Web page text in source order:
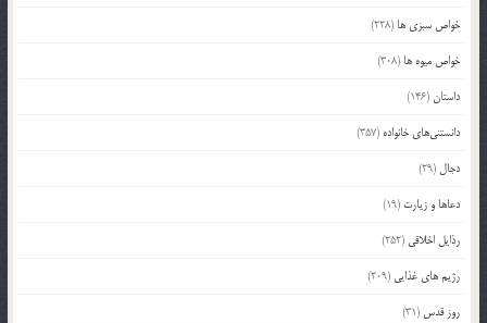
خواص سبزی ها (228)
خواص میوه ها (308)
داستان(146)
دانستنی‌های خانواده (357)
دجال (29)
دعاها و زیارت (19)
رذایل اخلاقی (252)
رژیم های غذایی (209)
روز قدس (31)